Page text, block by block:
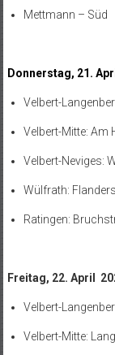
Mettmann – Süd
Donnerstag, 21.
Velbert-
Velbert-Mitte: Am
Velbert-Neviges:
Wülfrath:
Ratingen:
Freitag, 22. April
Velbert-
Velbert-Mitte: